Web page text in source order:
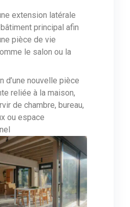
extension latérale
principal afin
pièce de vie
le salon ou la
d’une nouvelle pièce
reliée à la maison,
de chambre, bureau,
ou espace